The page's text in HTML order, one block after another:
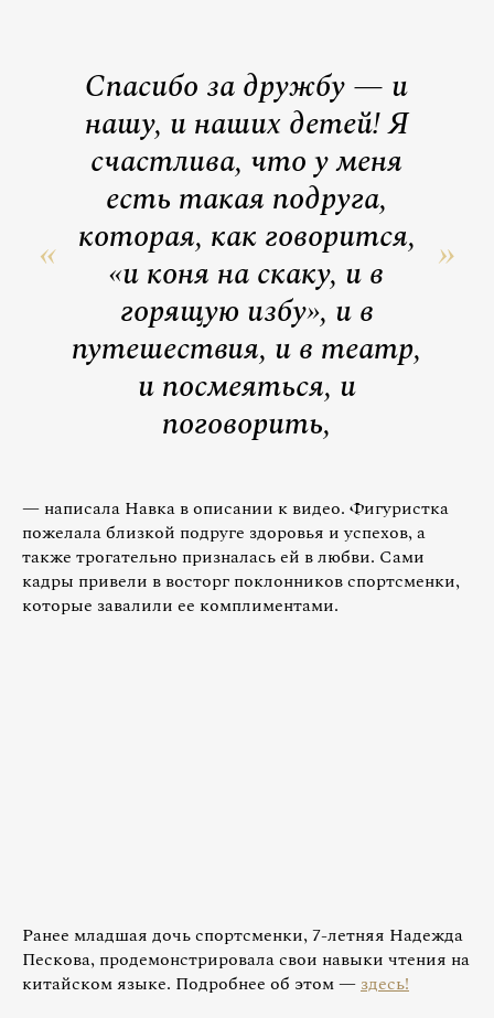
Спасибо за дружбу — и
нашу, и наших детей! Я
счастлива, что у меня
есть такая подруга,
которая, как говорится,
«и коня на скаку, и в
горящую избу», и в
путешествия, и в театр,
и посмеяться, и
поговорить,
— написала Навка в описании к видео. Фигуристка
пожелала близкой подруге здоровья и успехов, а
также трогательно призналась ей в любви. Сами
кадры привели в восторг поклонников спортсменки,
которые завалили ее комплиментами.
Ранее младшая дочь спортсменки, 7-летняя Надежда
Пескова, продемонстрировала свои навыки чтения на
китайском языке. Подробнее об этом —здесь!